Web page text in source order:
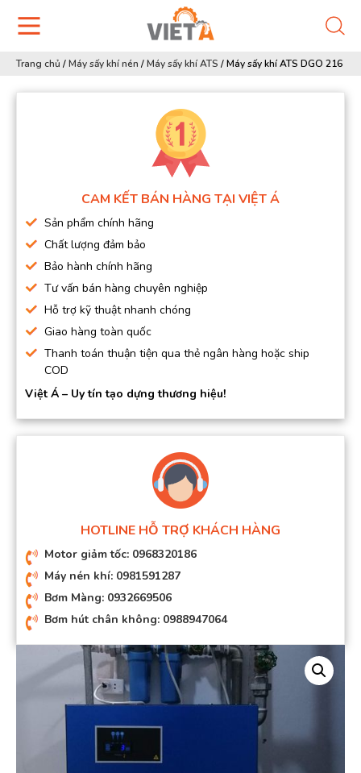
Trang chủ /Máy sấy khí nén /Máy sấy khí ATS /Máy sấy khí ATS DGO 216
CAM KẾT BÁN HÀNG TẠI VIỆT Á
Sản phẩm chính hãng
Chất lượng đảm bảo
Bảo hành chính hãng
Tư vấn bán hàng chuyên nghiệp
Hỗ trợ kỹ thuật nhanh chóng
Giao hàng toàn quốc
Thanh toán thuận tiện qua thẻ ngân hàng hoặc ship
COD
Việt Á – Uy tín tạo dựng thương hiệu!
HOTLINE HỖ TRỢ KHÁCH HÀNG
Motor giảm tốc: 0968320186
Máy nén khí: 0981591287
Bơm Màng: 0932669506
Bơm hút chân không: 0988947064